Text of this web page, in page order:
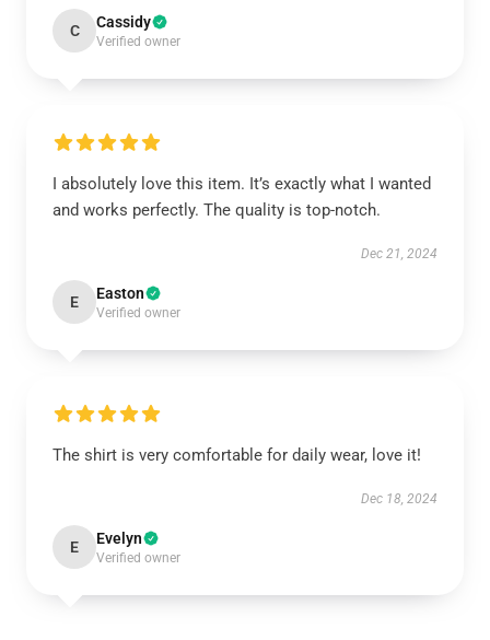
C Cassidy
Verified owner
I absolutely love this item. It’s exactly what I wanted
and works perfectly. The quality is top-notch.
Dec 21, 2024
E Easton
Verified owner
The shirt is very comfortable for daily wear, love it!
Dec 18, 2024
E Evelyn
Verified owner